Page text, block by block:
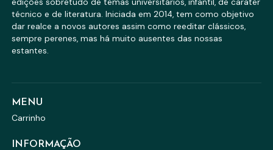
técnico e de literatura. Iniciada em 2014, tem como objetivo
dar realce a novos autores assim como reeditar clássicos,
sempre perenes, mas há muito ausentes das nossas
estantes.
MENU
Carrinho
INFORMAÇÃO